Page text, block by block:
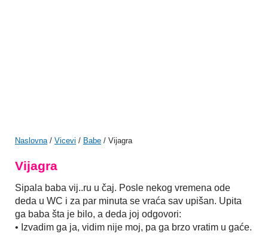
Naslovna/ Vicevi / Babe / Vijagra
Vijagra
Sipala baba vij..ru u čaj. Posle nekog vremena ode
deda u WC i za par minuta se vraća sav upišan. Upita
ga baba šta je bilo, a deda joj odgovori:
• Izvadim ga ja, vidim nije moj, pa ga brzo vratim u gaće.